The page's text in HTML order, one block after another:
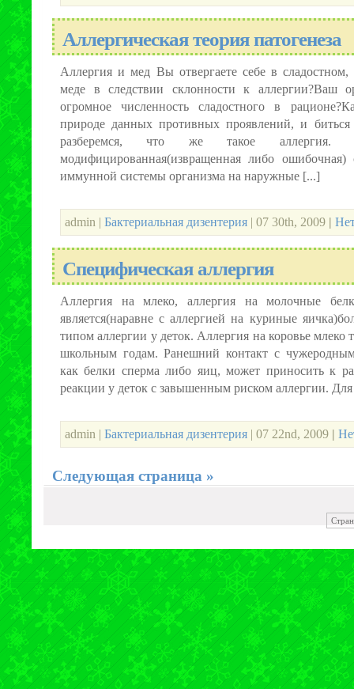
Аллергическая теория патогенеза
Аллергия и мед Вы отвергаете себе в
меде в следствии склонности к аллергии?Ваш
огромное численность сладостного в
природе данных противных проявлений, и
разберемся, что же такое
модифицированная(извращенная либо ошибочная)
иммунной системы организма на наружные [...]
admin | Бактериальная дизентерия | 07 30th, 2009 |
Специфическая аллергия
Аллергия на млеко, аллергия на молочные
является(наравне с аллергией на куриные
типом аллергии у деток. Аллергия на коровье млеко
школьным годам. Ранешний контакт с
как белки сперма либо яиц, может приносить к
реакции у деток с завышенным риском аллергии.
admin | Бактериальная дизентерия | 07 22nd, 2009 |
Следующая страница »